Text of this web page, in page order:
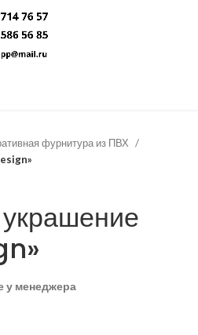
фурнитура из ПВХ
у менеджера